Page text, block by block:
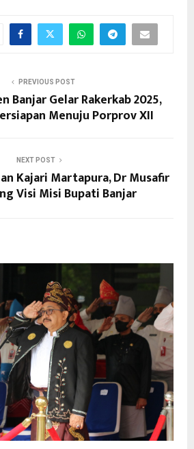
PREVIOUS POST
Banjar Gelar Rakerkab 2025,
Menuju Porprov XII
NEXT POST
Kajari Martapura, Dr Musafir
Visi Misi Bupati Banjar